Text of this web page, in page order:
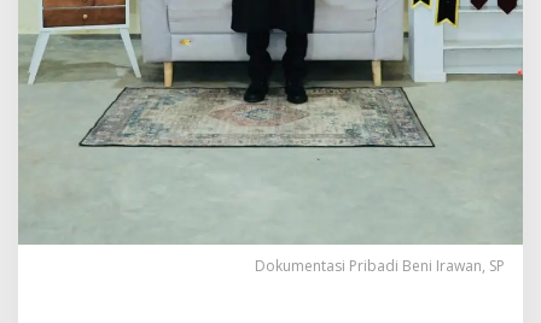
a
d
i
W
i
s
a
Dokumentasi Pribadi Beni Irawan, SP